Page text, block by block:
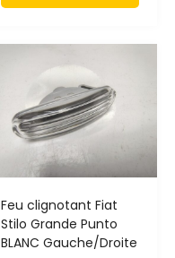
Feu clignotant Fiat
Stilo Grande Punto
BLANC Gauche/Droite